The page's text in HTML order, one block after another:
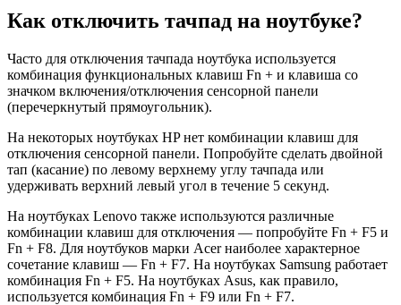
Как отключить тачпад на ноутбуке?
Часто для отключения тачпада ноутбука используется
комбинация функциональных клавиш Fn + и клавиша со
значком включения/отключения сенсорной панели
(перечеркнутый прямоугольник).
На некоторых ноутбуках HP нет комбинации клавиш для
отключения сенсорной панели. Попробуйте сделать двойной
тап (касание) по левому верхнему углу тачпада или
удерживать верхний левый угол в течение 5 секунд.
На ноутбуках Lenovo также используются различные
комбинации клавиш для отключения — попробуйте Fn + F5 и
Fn + F8. Для ноутбуков марки Acer наиболее характерное
сочетание клавиш — Fn + F7. На ноутбуках Samsung работает
комбинация Fn + F5. На ноутбуках Asus, как правило,
используется комбинация Fn + F9 или Fn + F7.